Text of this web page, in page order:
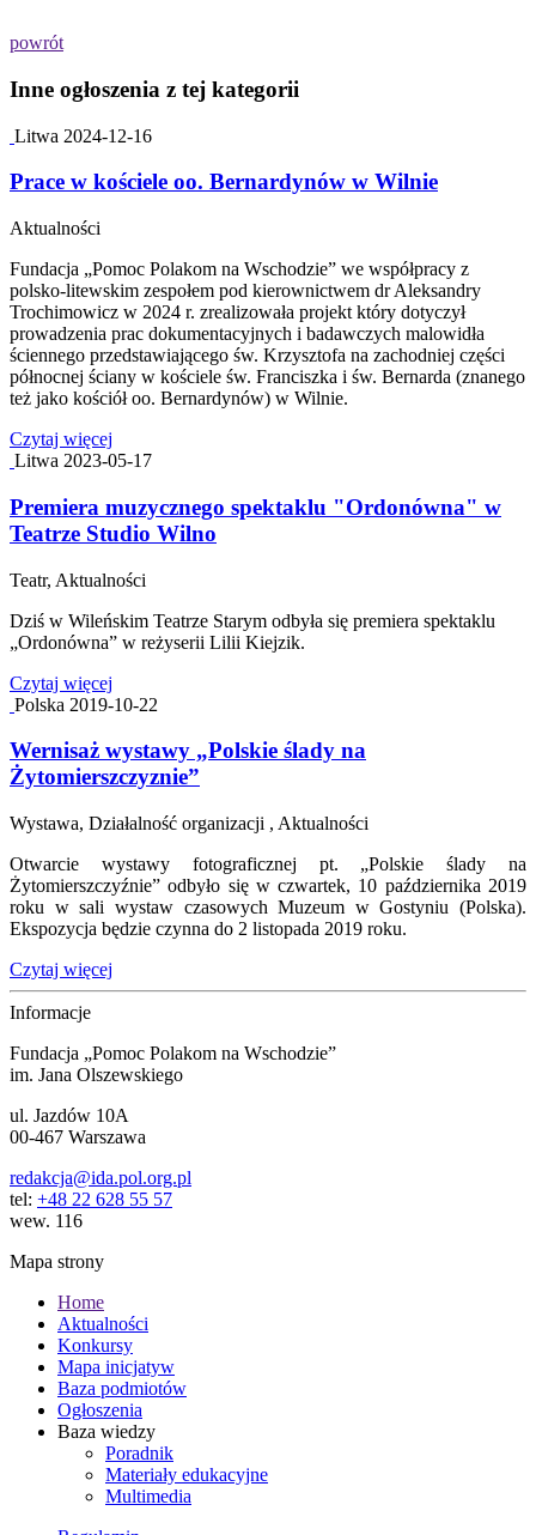
powrót
Inne ogłoszenia z tej kategorii
Litwa 2024-12-16
Prace w kościele oo. Bernardynów w Wilnie
Aktualności
Fundacja „Pomoc Polakom na Wschodzie” we współpracy z
polsko-litewskim zespołem pod kierownictwem dr Aleksandry
Trochimowicz w 2024 r. zrealizowała projekt który dotyczył
prowadzenia prac dokumentacyjnych i badawczych malowidła
ściennego przedstawiającego św. Krzysztofa na zachodniej części
północnej ściany w kościele św. Franciszka i św. Bernarda (znanego
też jako kościół oo. Bernardynów) w Wilnie.
Czytaj więcej
Litwa 2023-05-17
Premiera muzycznego spektaklu "Ordonówna" w
Teatrze Studio Wilno
Teatr, Aktualności
Dziś w Wileńskim Teatrze Starym odbyła się premiera spektaklu
„Ordonówna” w reżyserii Lilii Kiejzik.
Czytaj więcej
Polska 2019-10-22
Wernisaż wystawy „Polskie ślady na
Żytomierszczyznie”
Wystawa, Działalność organizacji , Aktualności
Otwarcie wystawy fotograficznej pt. „Polskie ślady na
Żytomierszczyźnie” odbyło się w czwartek, 10 października 2019
roku w sali wystaw czasowych Muzeum w Gostyniu (Polska).
Ekspozycja będzie czynna do 2 listopada 2019 roku.
Czytaj więcej
Informacje
Fundacja „Pomoc Polakom na Wschodzie”
im. Jana Olszewskiego
ul. Jazdów 10A
00-467 Warszawa
redakcja@ida.pol.org.pl
tel: +48 22 628 55 57
wew. 116
Mapa strony
Home
Aktualności
Konkursy
Mapa inicjatyw
Baza podmiotów
Ogłoszenia
Baza wiedzy
Poradnik
Materiały edukacyjne
Multimedia